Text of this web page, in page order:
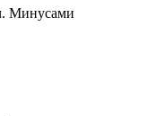
Минусами